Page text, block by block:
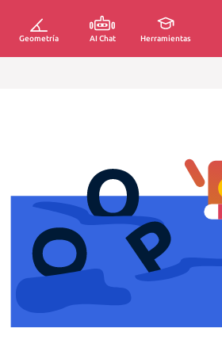
Geometría AI Chat Herramientas